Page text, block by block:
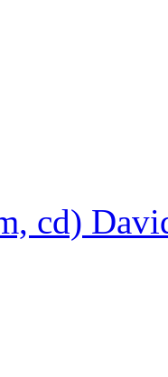
cd)